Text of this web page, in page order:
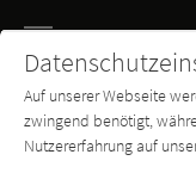
SUCHE
Auf unserer Webseite
zwingend benötigt,
Nutzererfahrung auf